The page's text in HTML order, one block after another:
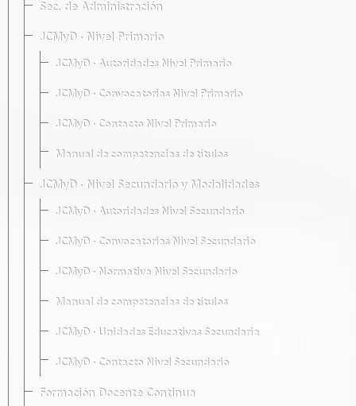
Sec. de Administración
JCMyD · Nivel Primario
JCMyD · Autoridades Nivel Primario
JCMyD · Convocatorias Nivel Primario
JCMyD · Contacto Nivel Primario
Manual de competencias de títulos
JCMyD · Nivel Secundario y Modalidades
JCMyD · Autoridades Nivel Secundario
JCMyD · Convocatorias Nivel Secundario
JCMyD · Normativa Nivel Secundario
Manual de competencias de títulos
JCMyD · Unidades Educativas Secundaria
JCMyD · Contacto Nivel Secundario
Formación Docente Continua